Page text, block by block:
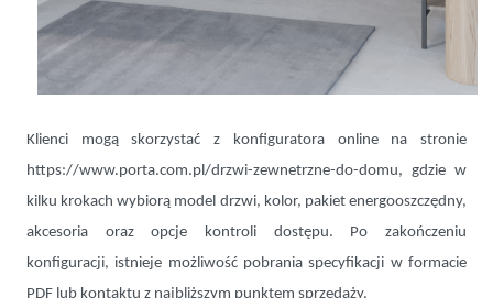
Klienci mogą skorzystać z konfiguratora online na stronie
https://www.porta.com.pl/drzwi-zewnetrzne-do-domu, gdzie w
kilku krokach wybiorą model drzwi, kolor, pakiet energooszczędny,
akcesoria oraz opcje kontroli dostępu. Po zakończeniu
konfiguracji, istnieje możliwość pobrania specyfikacji w formacie
PDF lub kontaktu z najbliższym punktem sprzedaży.